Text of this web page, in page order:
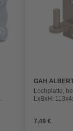
GAH
Lochplatte,
LxBxH:
7,49 €